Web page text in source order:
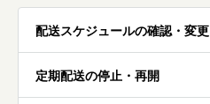
配送スケジュールの確認・変更
定期配送の停止・再開